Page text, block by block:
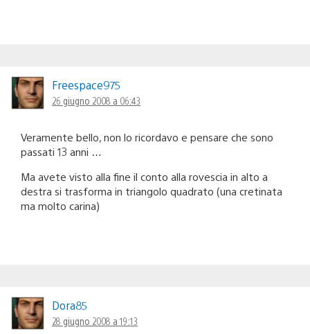
Freespace975
26 giugno 2008 a 06:43
Veramente bello, non lo ricordavo e pensare che sono
passati 13 anni …
Ma avete visto alla fine il conto alla rovescia in alto a
destra si trasforma in triangolo quadrato (una cretinata
ma molto carina)
Dora85
28 giugno 2008 a 19:13